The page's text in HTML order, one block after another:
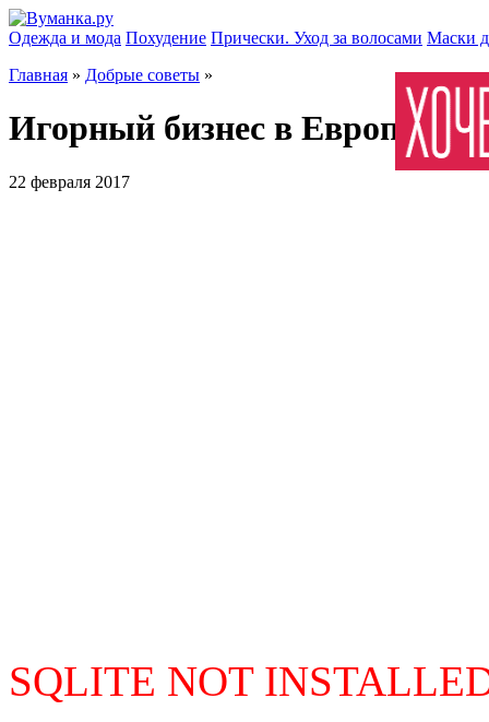
Одежда и мода Похудение Прически. Уход за волосами Маски
Главная » Добрые советы »
Игорный бизнес в Европе
22 февраля 2017
SQLITE NOT